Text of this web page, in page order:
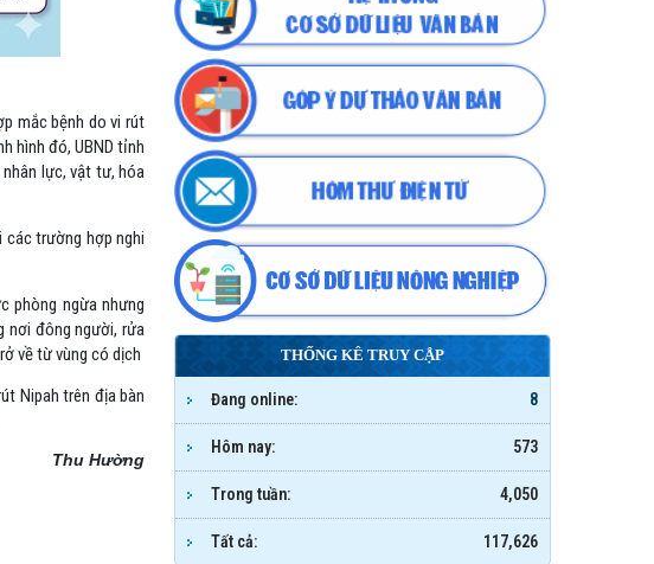
mắc bệnh do vi rút
hình đó, UBND tỉnh
lực, vật tư, hóa
trường hợp nghi
phòng ngừa nhưng
nơi đông người, rửa
về từ vùng có dịch
Nipah trên địa bàn
Thu Hường
THỐNG KÊ TRUY CẬP
Đang online: 8
Hôm nay: 573
Trong tuần: 4,050
Tất cả: 117,626